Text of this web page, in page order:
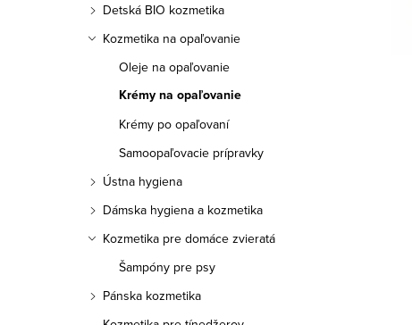
n
Detská BIO kozmetika
Kozmetika na opaľovanie
Oleje na opaľovanie
Krémy na opaľovanie
Krémy po opaľovaní
Samoopaľovacie prípravky
Ústna hygiena
Dámska hygiena a kozmetika
Kozmetika pre domáce zvieratá
Šampóny pre psy
Pánska kozmetika